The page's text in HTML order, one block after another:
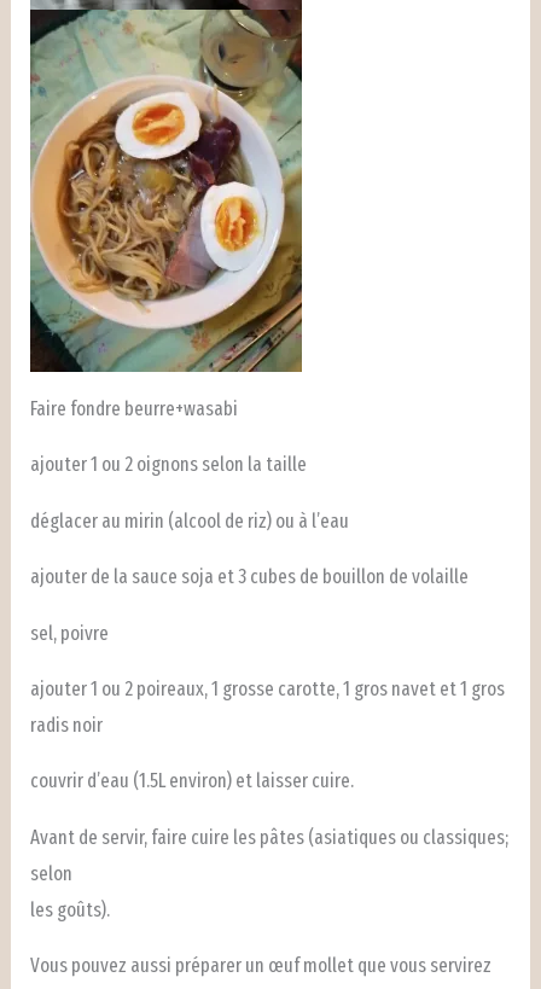
Faire fondre beurre+wasabi
ajouter 1 ou 2 oignons selon la taille
déglacer au mirin (alcool de riz) ou à l’eau
ajouter de la sauce soja et 3 cubes de bouillon de volaille
sel, poivre
ajouter 1 ou 2 poireaux, 1 grosse carotte, 1 gros navet et 1 gros
radis noir
couvrir d’eau (1.5L environ) et laisser cuire.
Avant de servir, faire cuire les pâtes (asiatiques ou classiques;
selon
les goûts).
Vous pouvez aussi préparer un œuf mollet que vous servirez